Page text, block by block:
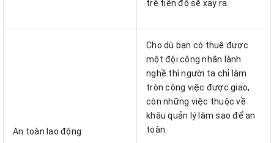
trễ tiến độ sẽ xảy ra.
An toàn lao động
Cho dù bạn có thuê được
một đội công nhân lành
nghề thì người ta chỉ làm
tròn công việc được giao,
còn những việc thuộc về
khâu quản lý làm sao để an
toàn.